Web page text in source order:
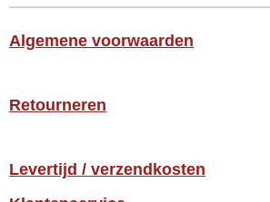
Algemene voorwaarden
Retourneren
Levertijd / verzendkosten